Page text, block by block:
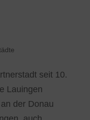
seit 10.
Lauingen
der Donau